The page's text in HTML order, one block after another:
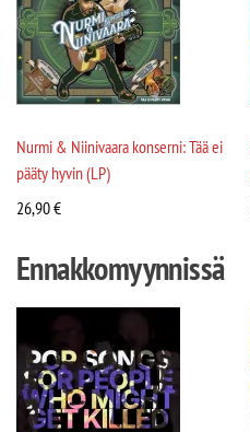
Nurmi & Niinivaara konserni: Tää ei
pääty hyvin (LP)
26,90€
Ennakkomyynnissä